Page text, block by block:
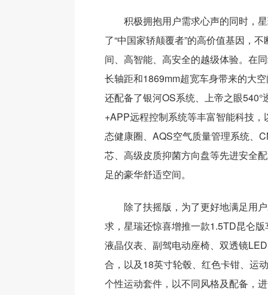
积极拥抱用户需求心声的同时，
了“中国家轿颠覆者”的高价值基因，
间、高智能、高安全的越级体验。在
长轴距和1869mm超宽车身带来的大
还配备了银河OS系统、上帝之眼540°
+APP远程控制系统等丰富智能科技
态健康圈、AQS空气质量管理系统、
芯、高级皮质抑菌方向盘等先进安全
足的豪华舒适空间。
除了扶摇版，为了更好地满足用
求，星瑞还惊喜增推一款1.5TD昆仑
液晶仪表、副驾电动座椅、双透镜
合，以及18英寸轮毂、红色卡钳、运
个性运动套件，以不同风格及配备，